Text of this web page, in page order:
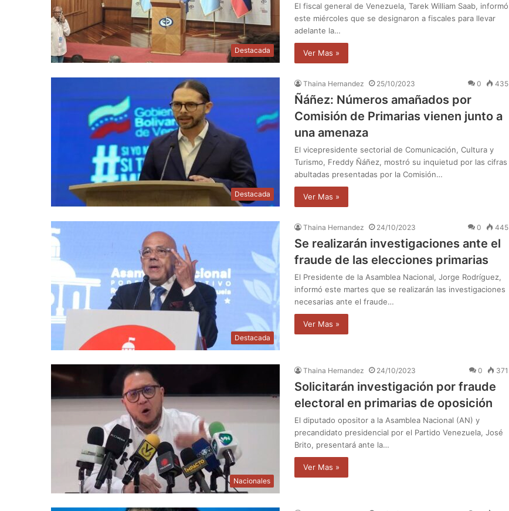
Destacada
El fiscal general de Venezuela, Tarek William Saab, informó
este miércoles que se designaron a fiscales para llevar
adelante la…
Ver Mas »
Destacada
Thaina Hernandez 25/10/2023 0 435
Ñáñez: Números amañados por
Comisión de Primarias vienen junto a
una amenaza
El vicepresidente sectorial de Comunicación, Cultura y
Turismo, Freddy Ñáñez, mostró su inquietud por las cifras
abultadas presentadas por la Comisión…
Ver Mas »
Destacada
Thaina Hernandez 24/10/2023 0 445
Se realizarán investigaciones ante el
fraude de las elecciones primarias
El Presidente de la Asamblea Nacional, Jorge Rodríguez,
informó este martes que se realizarán las investigaciones
necesarias ante el fraude…
Ver Mas »
Nacionales
Thaina Hernandez 24/10/2023 0 371
Solicitarán investigación por fraude
electoral en primarias de oposición
El diputado opositor a la Asamblea Nacional (AN) y
precandidato presidencial por el Partido Venezuela, José
Brito, presentará ante la…
Ver Mas »